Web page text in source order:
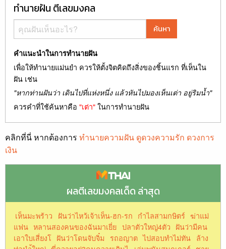
ทำนายฝัน ตีเลขมงคล
ค้นหา
คำแนะนำในการทำนายฝัน
เพื่อให้ทำนายแม่นยำ ควรให้ตั้งจิตคิดถึงสิ่งของชิ้นแรก ที่เห็นใน
ฝัน เช่น
"หากท่านฝันว่า เดินไปที่แห่งหนึ่ง แล้วหันไปมองเห็นเต่า อยู่ริมน้ำ"
ควรคำที่ใช้ค้นหาคือ "เต่า"ในการทำนายฝัน
คลิกที่นี่ หากต้องการ ทำนายความฝัน ดูดวงความรัก ดวงการ
เงิน
ผลตีเลขมงคลเด็ด ล่าสุด
เห็นมะพร้าว ฝันว่าไหว้เจ้าเห็น-ฮก-รก กำไลสามกษิตร์ ฆ่าแม่
แฟน หลานสองคนของฉันมาเยี่ย ปลาตัวใหญ่4ตัว ฝันว่ามีคน
เอาใบเสี่ยงโ ฝันว่าโดนจับจิ๋ม รถอญาต ไปสอบทำไม่ทัน ล้าง